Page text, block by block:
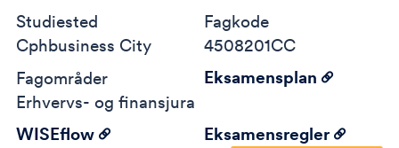
Studiested
Cphbusiness City
Fagkode
4508201CC
Fagområder
Erhvervs- og finansjura
Eksamensplan
WISEflow Eksamensregler